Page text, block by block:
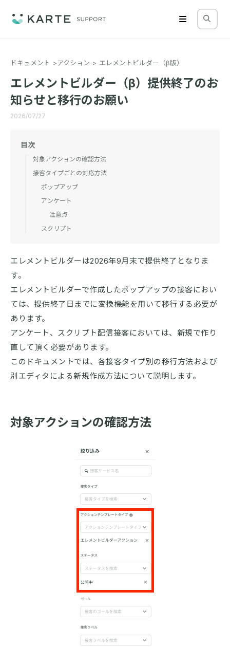
ドキュメント アクション エレメントビルダー（β版）
エレメントビルダー（β）提供終了のお
知らせと移行のお願い
2026/07/27
エレメントビルダーは2026年9月末で提供終了となりま
す。
エレメントビルダーで作成したポップアップの接客におい
ては、提供終了日までに変換機能を用いて移行する必要が
あります。
アンケート、スクリプト配信接客においては、新規で作り
直して頂く必要があります。
このドキュメントでは、各接客タイプ別の移行方法および
別エディタによる新規作成方法について説明します。
対象アクションの確認方法
目次
対象アクションの確認方法
接客タイプごとの対応方法
ポップアップ
アンケート
注意点
スクリプト